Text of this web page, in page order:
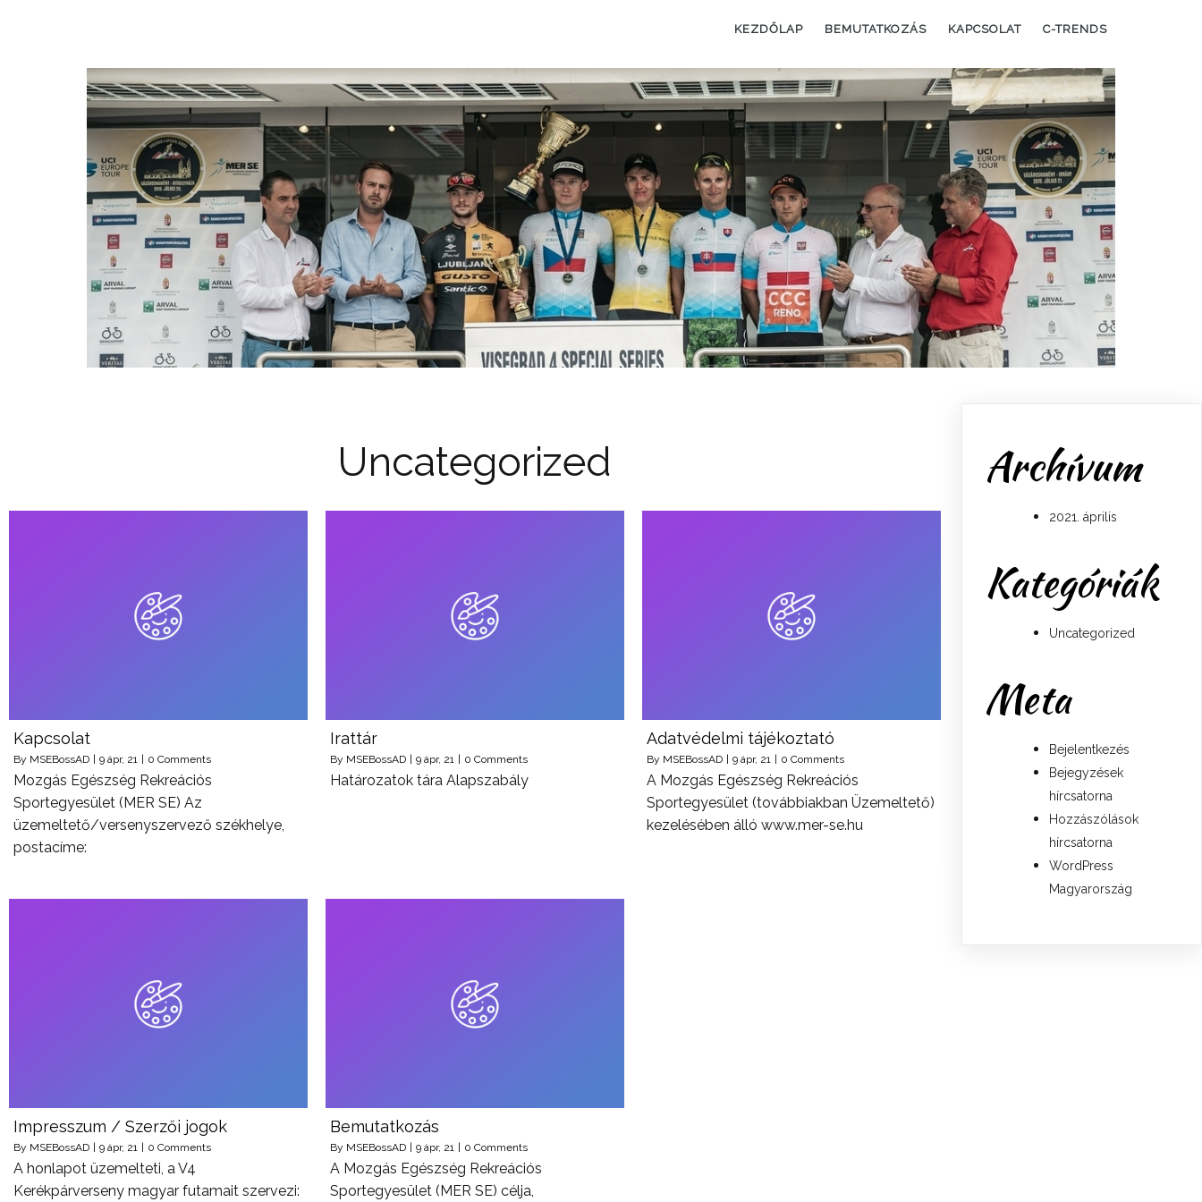
KEZDŐLAP BEMUTATKOZÁS KAPCSOLAT C-TRENDS
Uncategorized
Kapcsolat
By MSEBossAD 9 ápr, 21 0 Comments
Mozgás Egészség Rekreációs
Sportegyesület (MER SE) Az
üzemeltető/versenyszervező székhelye,
postacíme:
Irattár
By MSEBossAD 9 ápr, 21 0 Comments
Határozatok tára Alapszabály
Adatvédelmi tájékoztató
By MSEBossAD 9 ápr, 21 0 Comments
A Mozgás Egészség Rekreációs
Sportegyesület (továbbiakban Üzemeltető)
kezelésében álló www.mer-se.hu
Impresszum / Szerzői jogok
By MSEBossAD | 9 ápr, 21 | 0 Comments
A honlapot üzemelteti, a V4
Kerékpárverseny magyar futamait szervezi:
Bemutatkozás
By MSEBossAD | 9 ápr, 21 | 0 Comments
A Mozgás Egészség Rekreációs
Sportegyesület (MER SE) célja,
Archívum
2021. április
Kategóriák
Uncategorized
Meta
Bejelentkezés
Bejegyzések
hírcsatorna
Hozzászólások
hírcsatorna
WordPress
Magyarország